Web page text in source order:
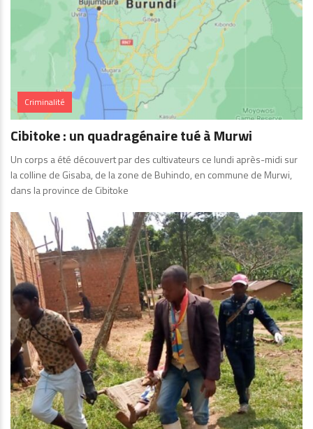
Criminalité
Cibitoke : un quadragénaire tué à Murwi
Un corps a été découvert par des cultivateurs ce lundi après-midi sur
la colline de Gisaba, de la zone de Buhindo, en commune de Murwi,
dans la province de Cibitoke